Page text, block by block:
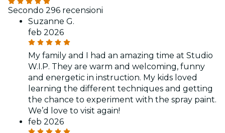
Secondo 296 recensioni
Suzanne G.
feb 2026
My family and I had an amazing time at Studio
W.I.P. They are warm and welcoming, funny
and energetic in instruction. My kids loved
learning the different techniques and getting
the chance to experiment with the spray paint.
We’d love to visit again!
feb 2026